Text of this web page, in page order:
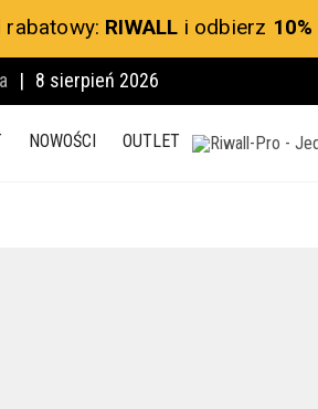
RIWALL i odbierz 10%
| 8 sierpień 2026
NOWOŚCI OUTLET